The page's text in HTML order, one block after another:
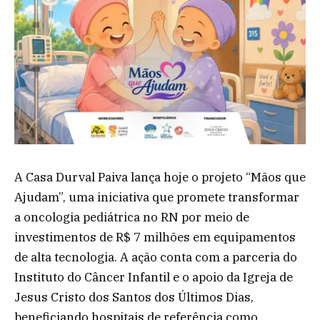
A Casa Durval Paiva lança hoje o projeto “Mãos que
Ajudam”, uma iniciativa que promete transformar
a oncologia pediátrica no RN por meio de
investimentos de R$ 7 milhões em equipamentos
de alta tecnologia. A ação conta com a parceria do
Instituto do Câncer Infantil e o apoio da Igreja de
Jesus Cristo dos Santos dos Últimos Dias,